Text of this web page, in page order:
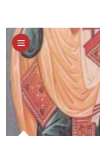
Научи повече